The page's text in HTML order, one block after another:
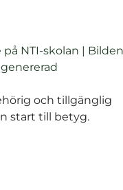
och tillgänglig
start till betyg.